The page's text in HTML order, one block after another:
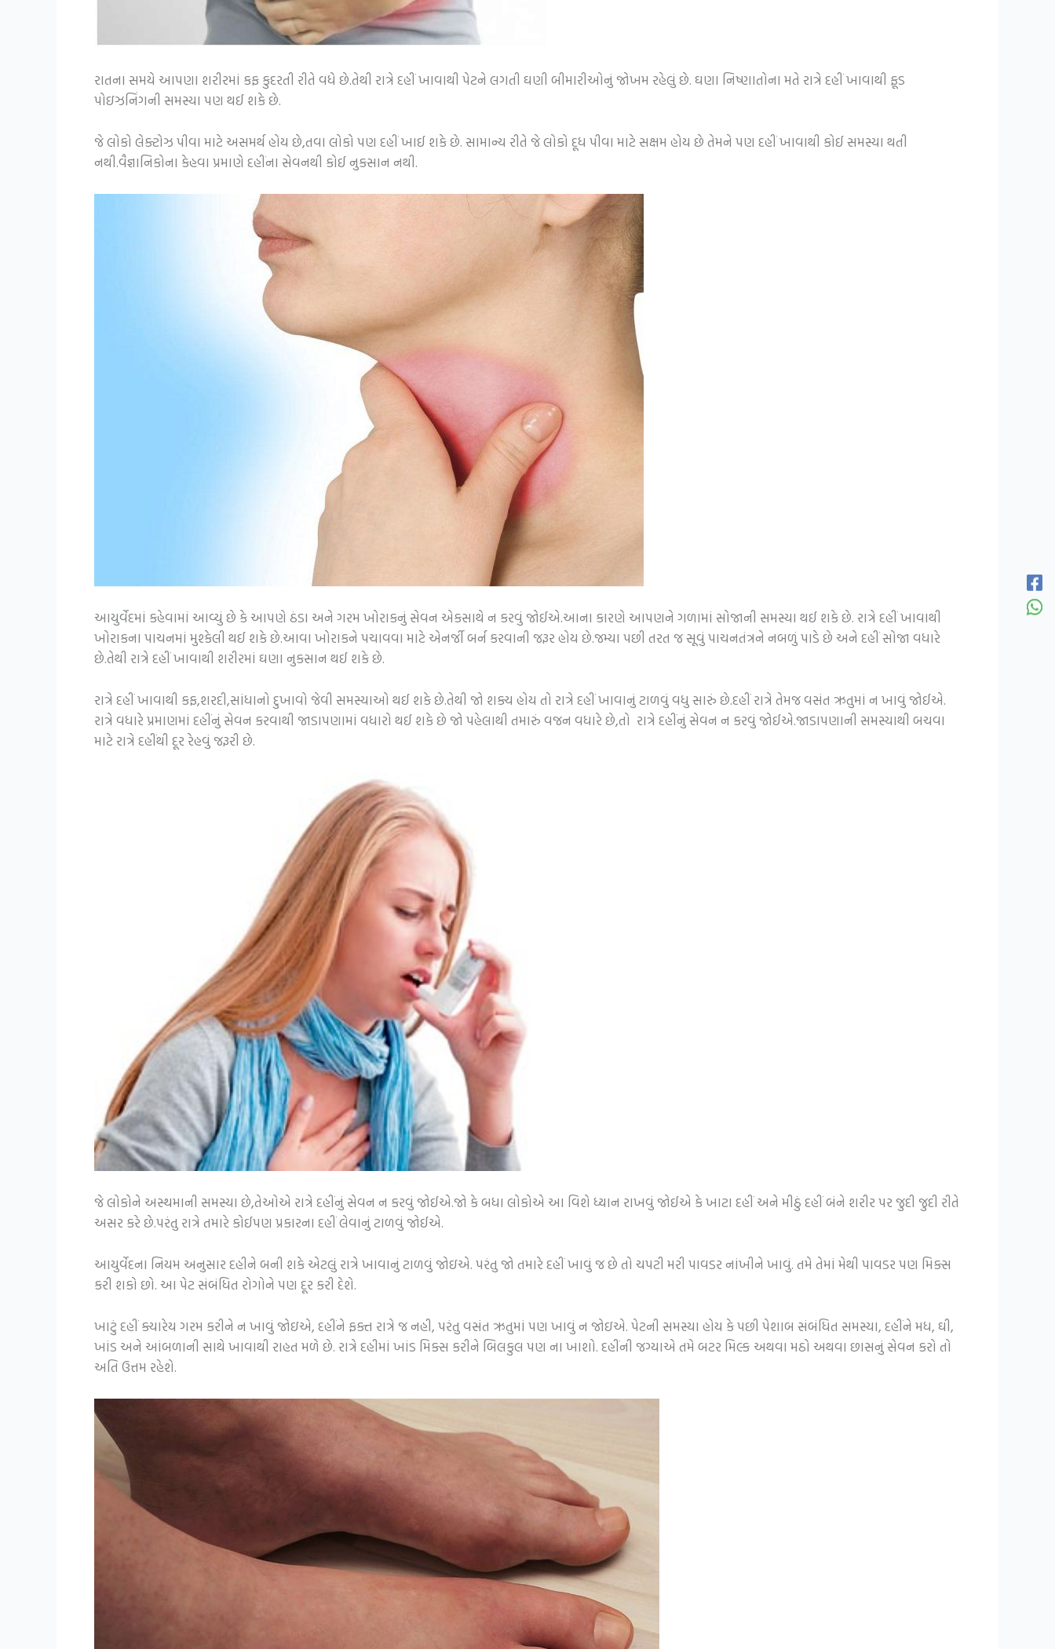
રાતના સમયે આપણા શરીરમાં કફ કુદરતી રીતે વધે છે.તેથી રાત્રે દહીં ખાવાથી પેટને લગતી ઘણી બીમારીઓનું જોખમ રહેલું છે. ઘણા નિષ્ણાતોના મતે રાત્રે દહીં ખાવાથી ફૂડ
પોઇઝનિંગની સમસ્યા પણ થઈ શકે છે.
જે લોકો લેક્ટોઝ પીવા માટે અસમર્થ હોય છે,તવા લોકો પણ દહીં ખાઈ શકે છે. સામાન્ય રીતે જે લોકો દૂધ પીવા માટે સક્ષમ હોય છે તેમને પણ દહીં ખાવાથી કોઈ સમસ્યા થતી
નથી.વૈજ્ઞાનિકોના કેહવા પ્રમાણે દહીંના સેવનથી કોઈ નુકસાન નથી.
આયુર્વેદમાં કહેવામાં આવ્યું છે કે આપણે ઠંડા અને ગરમ ખોરાકનું સેવન એકસાથે ન કરવું જોઈએ.આના કારણે આપણને ગળામાં સોજાની સમસ્યા થઈ શકે છે. રાત્રે દહીં ખાવાથી
ખોરાકના પાચનમાં મુશ્કેલી થઈ શકે છે.આવા ખોરાકને પચાવવા માટે એનર્જી બર્ન કરવાની જરૂર હોય છે.જમ્યા પછી તરત જ સૂવું પાચનતંત્રને નબળું પાડે છે અને દહીં સોજા વધારે
છે.તેથી રાત્રે દહીં ખાવાથી શરીરમાં ઘણા નુકસાન થઈ શકે છે.
રાત્રે દહીં ખાવાથી કફ,શરદી,સાંધાનો દુખાવો જેવી સમસ્યાઓ થઈ શકે છે.તેથી જો શક્ય હોય તો રાત્રે દહીં ખાવાનું ટાળવું વધુ સારું છે.દહીં રાત્રે તેમજ વસંત ઋતુમાં ન ખાવું જોઈએ.
રાત્રે વધારે પ્રમાણમાં દહીંનું સેવન કરવાથી જાડાપણામાં વધારો થઈ શકે છે જો પહેલાથી તમારું વજન વધારે છે,તો રાત્રે દહીંનું સેવન ન કરવું જોઈએ.જાડાપણાની સમસ્યાથી બચવા
માટે રાત્રે દહીંથી દૂર રેહવું જરૂરી છે.
જે લોકોને અસ્થમાની સમસ્યા છે,તેઓએ રાત્રે દહીંનું સેવન ન કરવું જોઈએ.જો કે બધા લોકોએ આ વિશે ધ્યાન રાખવું જોઈએ કે ખાટા દહીં અને મીઠું દહીં બંને શરીર પર જુદી જુદી રીતે
અસર કરે છે.પરંતુ રાત્રે તમારે કોઈપણ પ્રકારના દહીં લેવાનું ટાળવું જોઈએ.
આયુર્વેદના નિયમ અનુસાર દહીને બની શકે એટલું રાત્રે ખાવાનું ટાળવું જોઇએ. પરંતુ જો તમારે દહીં ખાવું જ છે તો ચપટી મરી પાવડર નાંખીને ખાવું. તમે તેમાં મેથી પાવડર પણ મિક્સ
કરી શકો છો. આ પેટ સંબંધિત રોગોને પણ દૂર કરી દેશે.
ખાટું દહીં ક્યારેય ગરમ કરીને ન ખાવું જોઇએ, દહીંને ફક્ત રાત્રે જ નહી, પરંતુ વસંત ઋતુમાં પણ ખાવું ન જોઇએ. પેટની સમસ્યા હોય કે પછી પેશાબ સંબંધિત સમસ્યા, દહીંને મધ, ઘી,
ખાંડ અને આંબળાની સાથે ખાવાથી રાહત મળે છે. રાત્રે દહીમાં ખાંડ મિક્સ કરીને બિલકુલ પણ ના ખાશો. દહીંની જગ્યાએ તમે બટર મિલ્ક અથવા મઠો અથવા છાસનું સેવન કરો તો
અતિ ઉત્તમ રહેશે.